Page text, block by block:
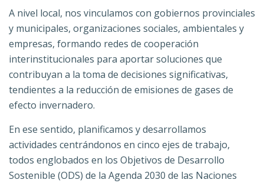
A nivel local, nos vinculamos con gobiernos provinciales
y municipales, organizaciones sociales, ambientales y
empresas, formando redes de cooperación
interinstitucionales para aportar soluciones que
contribuyan a la toma de decisiones significativas,
tendientes a la reducción de emisiones de gases de
efecto invernadero.
En ese sentido, planificamos y desarrollamos
actividades centrándonos en cinco ejes de trabajo,
todos englobados en los Objetivos de Desarrollo
Sostenible (ODS) de la Agenda 2030 de las Naciones